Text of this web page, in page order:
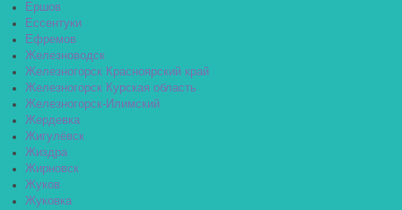
Ершов
Ессентуки
Ефремов
Железноводск
Железногорск Красноярский край
Железногорск Курская область
Железногорск-Илимский
Жердевка
Жигулёвск
Жиздра
Жирновск
Жуков
Жуковка